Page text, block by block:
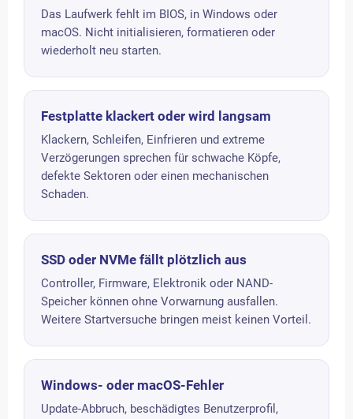
Das Laufwerk fehlt im BIOS, in Windows oder
macOS. Nicht initialisieren, formatieren oder
wiederholt neu starten.
Festplatte klackert oder wird langsam
Klackern, Schleifen, Einfrieren und extreme
Verzögerungen sprechen für schwache Köpfe,
defekte Sektoren oder einen mechanischen
Schaden.
SSD oder NVMe fällt plötzlich aus
Controller, Firmware, Elektronik oder NAND-
Speicher können ohne Vorwarnung ausfallen.
Weitere Startversuche bringen meist keinen Vorteil.
Windows- oder macOS-Fehler
Update-Abbruch, beschädigtes Benutzerprofil,